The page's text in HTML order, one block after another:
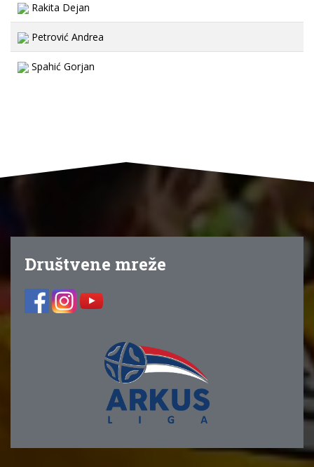
Rakita Dejan
Petrović Andrea
Spahić Gorjan
Društvene mreže